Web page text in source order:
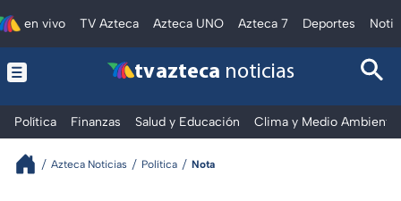
en vivo TV Azteca Azteca UNO Azteca 7 Deportes
tv azteca noticias
Política Finanzas Salud y Educación Clima y Medio Ambiente
Azteca Noticias Política Nota